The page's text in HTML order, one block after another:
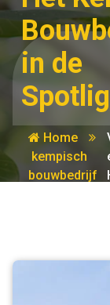
in de
Home
kempisch
bouwbedrijf